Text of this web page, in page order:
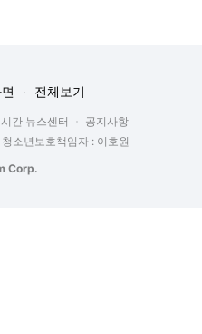
전체보기
간 뉴스센터
공지사항
청소년보호책임자 : 이호원
Corp.